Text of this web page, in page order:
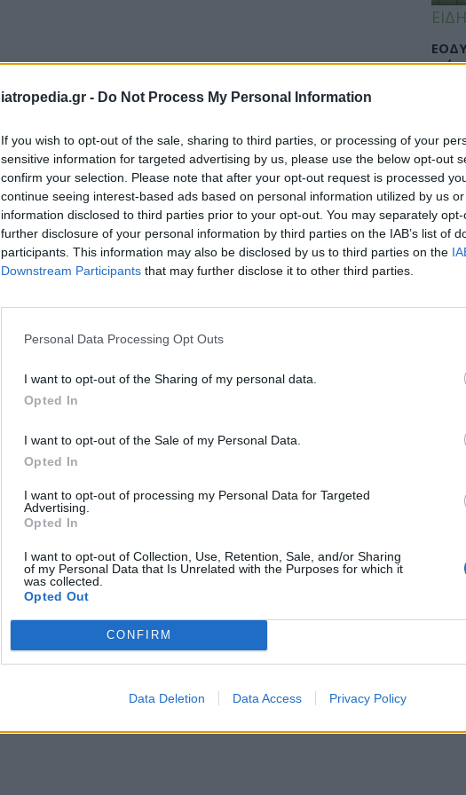
iatropedia.gr - Do Not Process My Personal Information
If you wish to opt-out of the sale, sharing to third parties, or processing of your
sensitive information for targeted advertising by us, please use the below opt-out
confirm your selection. Please note that after your opt-out request is processed
continue seeing interest-based ads based on personal information utilized by us
information disclosed to third parties prior to your opt-out. You may separately
further disclosure of your personal information by third parties on the IAB’s list of
participants. This information may also be disclosed by us to third parties on the
Downstream Participants that may further disclose it to other third parties.
Personal Data Processing Opt Outs
I want to opt-out of the Sharing of my personal data.
Opted In
I want to opt-out of the Sale of my Personal Data.
Opted In
I want to opt-out of processing my Personal Data for Targeted
Advertising.
Opted In
I want to opt-out of Collection, Use, Retention, Sale, and/or Sharing
of my Personal Data that Is Unrelated with the Purposes for which it
was collected.
Opted Out
CONFIRM
Data Deletion Data Access Privacy Policy
5